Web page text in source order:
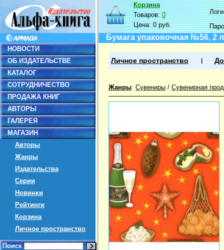
НОВОСТИ
ОБ ИЗДАТЕЛЬСТВЕ
КАТАЛОГ
СОТРУДНИЧЕСТВО
ПРОДАЖА КНИГ
АВТОРЫ
ГАЛЕРЕЯ
МАГАЗИН
Авторы
Жанры
Издательства
Серии
Новинки
Рейтинги
Корзина
Личное пространство
Поиск
Корзина
Товаров:0
Цена:0 руб.
Бумага упаковочная №56, 2
Личное пространство
Жанры: Сувениры / Сувенирная